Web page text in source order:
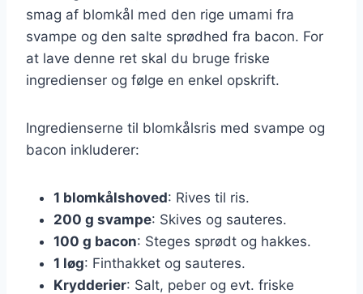
smag af blomkål med den rige umami fra
svampe og den salte sprødhed fra bacon. For
at lave denne ret skal du bruge friske
ingredienser og følge en enkel opskrift.
Ingredienserne til blomkålsris med svampe og
bacon inkluderer:
1 blomkålshoved: Rives til ris.
200 g svampe: Skives og sauteres.
100 g bacon: Steges sprødt og hakkes.
1 løg: Finthakket og sauteres.
Krydderier: Salt, peber og evt. friske